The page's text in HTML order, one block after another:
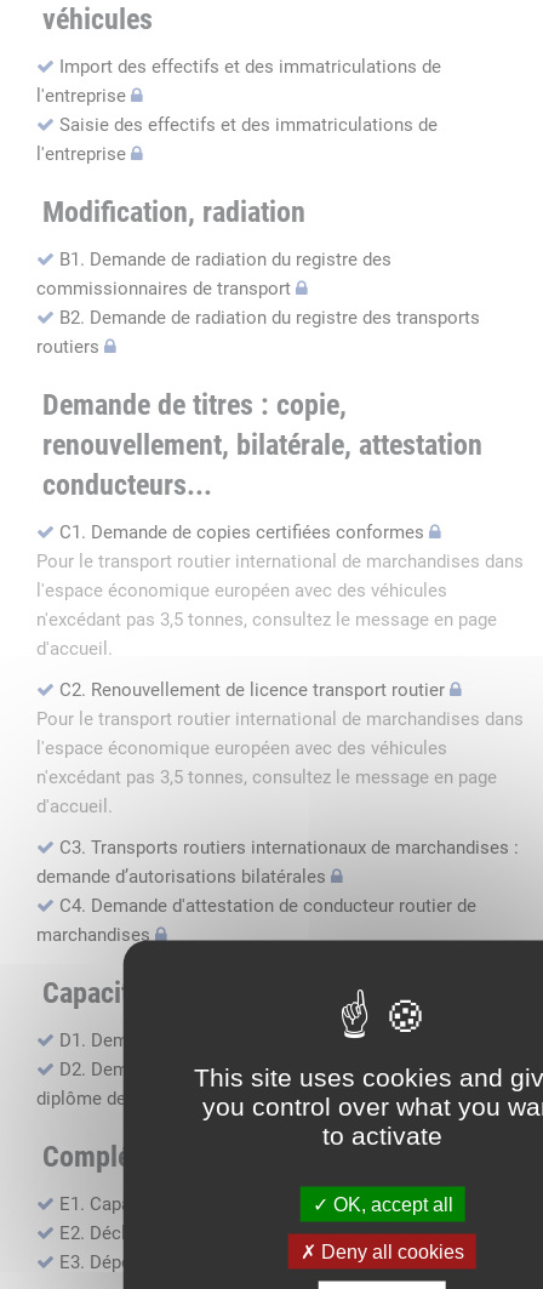
This site uses cookies and
you control over what you
to activate
OK, accept all
Deny all cookies
véhicules
Import des effectifs et des immatriculations de
l'entreprise
Saisie des effectifs et des immatriculations de
l'entreprise
Modification, radiation
B1. Demande de radiation du registre des
commissionnaires de transport
B2. Demande de radiation du registre des transports
routiers
Demande de titres : copie,
renouvellement, bilatérale, attestation
conducteurs...
C1. Demande de copies certifiées conformes
Pour le transport routier international de marchandises dans
l'espace économique européen avec des véhicules
n'excédant pas 3,5 tonnes, consultez le message en page
d'accueil.
C2. Renouvellement de licence transport routier
Pour le transport routier international de marchandises dans
l'espace économique européen avec des véhicules
n'excédant pas 3,5 tonnes, consultez le message en page
d'accueil.
C3. Transports routiers internationaux de marchandises :
demande d’autorisations bilatérales
C4. Demande d'attestation de conducteur routier de
marchandises
Capacité professionnelle
D1. Demande d’attestation de capacité professionnelle
D2. Demande de certificat attestant l'obtention du
diplôme de capacité professionnelle
Compléments, suivi financier
E1. Capacité financière
E2. Déclaration de sous-traitance
E3. Dépôt des comptes annuels